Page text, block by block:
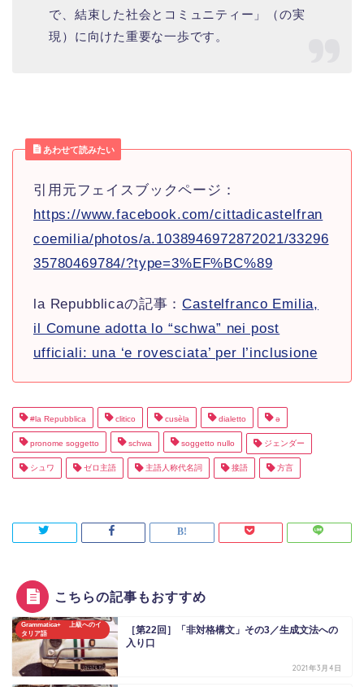
で、結束した社会とコミュニティー」（の実
現）に向けた重要な一歩です。
あわせて読みたい
引用元フェイスブックページ：
https://www.facebook.com/cittadicastelfran
coemilia/photos/a.1038946972872021/33296
35780469784/?type=3%EF%BC%89
la Repubblicaの記事：Castelfranco Emilia,
il Comune adotta lo “schwa” nei post
ufficiali: una ‘e rovesciata’ per l’inclusione
#la Repubblica clitico cusèla dialetto ǝ
pronome soggetto schwa soggetto nullo ジェンダー
シュワ ゼロ主語 主語人称代名詞 接語 方言
こちらの記事もおすすめ
Grammatica+ 上級へのイ
タリア語
［第22回］「非対格構文」その3／生成文法への
入り口
2021年3月4日